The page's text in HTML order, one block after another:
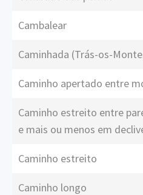
Cambalear
Caminhada (Trás-os-
Caminho apertado entre
Caminho estreito entre
e mais ou menos em
Caminho estreito
Caminho longo